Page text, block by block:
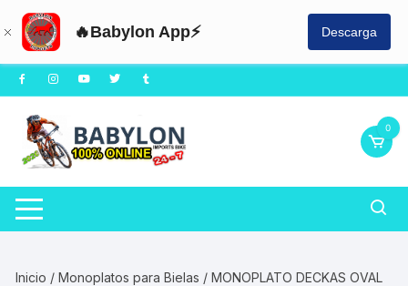
🔥Babylon App⚡ Descarga
Saltar
al
contenido
0
Inicio /Monoplatos para Bielas / MONOPLATO DECKAS OVAL